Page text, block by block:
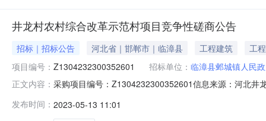
井龙村农村综合改革示范村项目竞争性磋商公告
招标｜招标公告 河北省｜邯郸市｜临漳县 工程建筑
工程
项目编号： Z1304232300352601 招标单位： 临漳县邺城镇人民
正文内容： 采购项目编号：Z1304232300352601信息来源：河北井
年05月25日9点00分（北京时间）前提交响应文件。项
发布时间： 2023-05-13 11:01